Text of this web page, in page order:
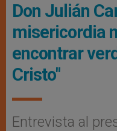
Don Julián
misericordia
encontrar
Cristo"
Entrevista al